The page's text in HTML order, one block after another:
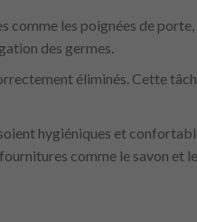
comme les poignées de porte,
des germes.
éliminés. Cette
hygiéniques et
comme le savon et